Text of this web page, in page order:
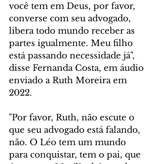
você tem em Deus, por favor,
converse com seu advogado,
libera todo mundo receber as
partes igualmente. Meu filho
está passando necessidade já",
disse Fernanda Costa, em áudio
enviado a Ruth Moreira em
2022.
"Por favor, Ruth, não escute o
que seu advogado está falando,
não. O Léo tem um mundo
para conquistar, tem o pai, que